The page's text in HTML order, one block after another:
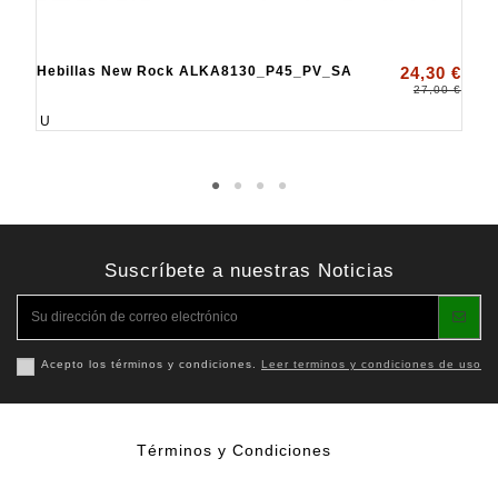
Hebillas New Rock ALKA8130_P45_PV_SA 24,30 €
27,00 €
U
Suscríbete a nuestras Noticias
Acepto los términos y condiciones. Leer terminos y condiciones de uso
Términos y Condiciones